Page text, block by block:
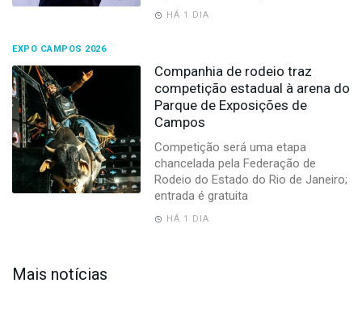
HÁ 1 DIA
EXPO CAMPOS 2026
Companhia de rodeio traz
competição estadual à arena do
Parque de Exposições de
Campos
Competição será uma etapa
chancelada pela Federação de
Rodeio do Estado do Rio de Janeiro;
entrada é gratuita
HÁ 1 DIA
Mais notícias